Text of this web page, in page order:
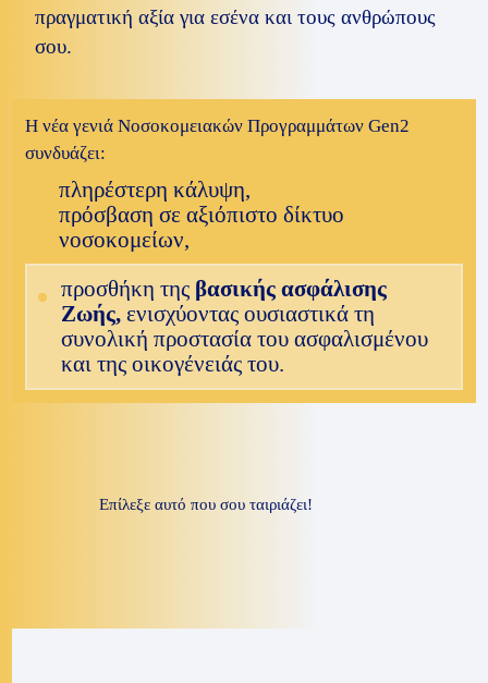
πραγματική αξία για εσένα και τους ανθρώπους
σου.
H νέα γενιά Νοσοκομειακών Προγραμμάτων Gen2
συνδυάζει:
πληρέστερη κάλυψη,
πρόσβαση σε αξιόπιστο δίκτυο
νοσοκομείων,
προσθήκη της βασικής ασφάλισης
Ζωής,ενισχύοντας ουσιαστικά τη
συνολική προστασία του ασφαλισμένου
και της οικογένειάς του.
Επίλεξε αυτό που σου ταιριάζει!